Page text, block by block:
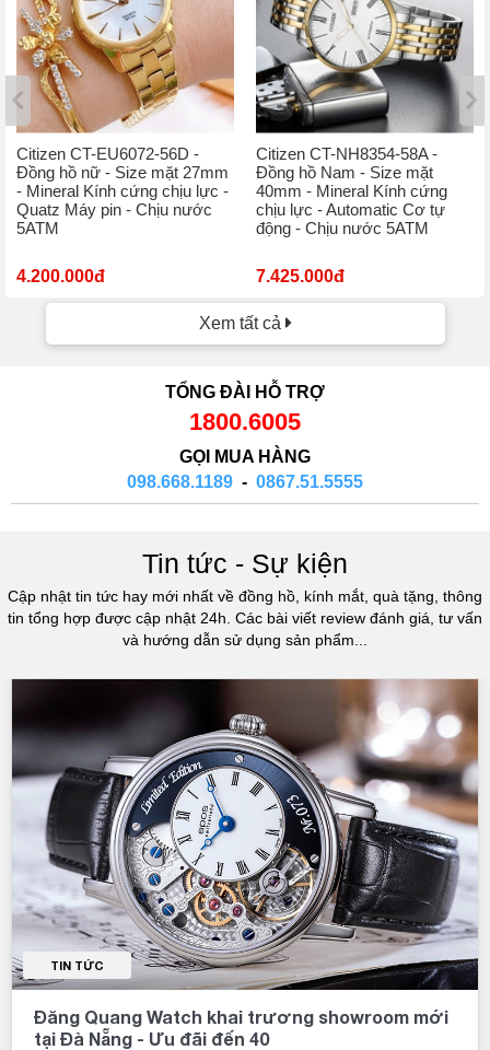
Citizen CT-EU6072-56D -
Đồng hồ nữ - Size mặt 27mm
- Mineral Kính cứng chịu lực -
Quatz Máy pin - Chịu nước
5ATM
4.200.000đ
Citizen CT-NH8354-58A -
Đồng hồ Nam - Size mặt
40mm - Mineral Kính cứng
chịu lực - Automatic Cơ tự
động - Chịu nước 5ATM
7.425.000đ
Xem tất cả
TỔNG ĐÀI HỖ TRỢ
1800.6005
GỌI MUA HÀNG
098.668.1189 - 0867.51.5555
Tin tức - Sự kiện
Cập nhật tin tức hay mới nhất về đồng hồ, kính mắt, quà tặng, thông
tin tổng hợp được cập nhật 24h. Các bài viết review đánh giá, tư vấn
và hướng dẫn sử dụng sản phẩm...
TIN TỨC
Đăng Quang Watch khai trương showroom mới
tại Đà Nẵng - Ưu đãi đến 40